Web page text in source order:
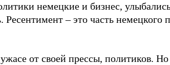
немецкие и бизнес,
– это часть немецкого
от своей прессы, политиков.